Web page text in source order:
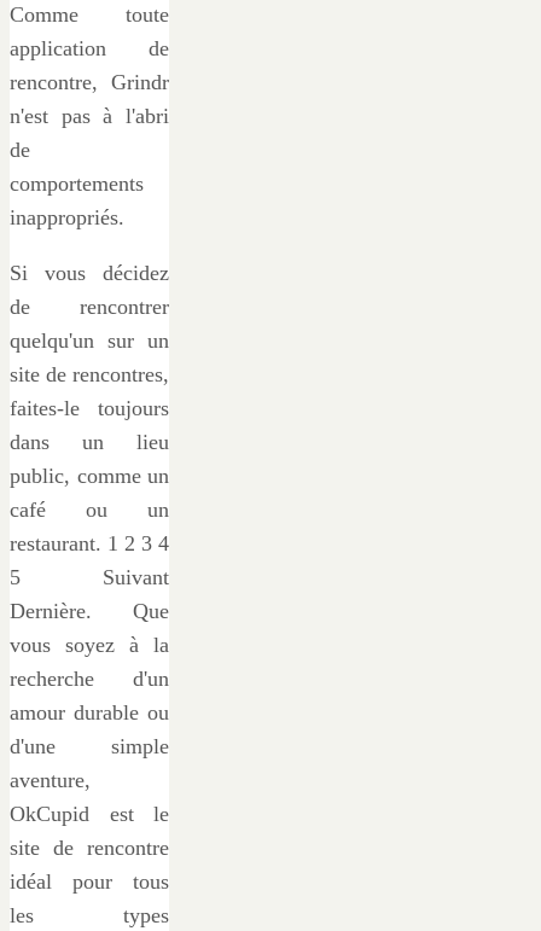
Comme toute
application de
rencontre, Grindr
n'est pas à l'abri
de
comportements
inappropriés.
Si vous décidez
de rencontrer
quelqu'un sur un
site de rencontres,
faites-le toujours
dans un lieu
public, comme un
café ou un
restaurant. 1 2 3 4
5 Suivant
Dernière. Que
vous soyez à la
recherche d'un
amour durable ou
d'une simple
aventure,
OkCupid est le
site de rencontre
idéal pour tous
les types